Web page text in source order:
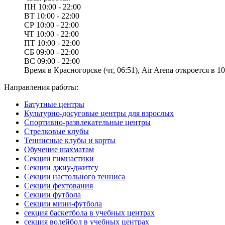
ПН 10:00 - 22:00
ВТ 10:00 - 22:00
СР 10:00 - 22:00
ЧТ 10:00 - 22:00
ПТ 10:00 - 22:00
СБ 09:00 - 22:00
ВС 09:00 - 22:00
Время в Красногорске (чт, 06:51), Air Arena откроется в
Направления работы:
Батутные центры
Культурно-досуговые центры для взрослых
Спортивно-развлекательные центры
Стрелковые клубы
Теннисные клубы и корты
Обучение шахматам
Секции гимнастики
Секции джиу-джитсу
Секции настольного тенниса
Секции фехтования
Секции футбола
Секции мини-футбола
секция баскетбола в учебных центрах
секция волейбол в учебных центрах